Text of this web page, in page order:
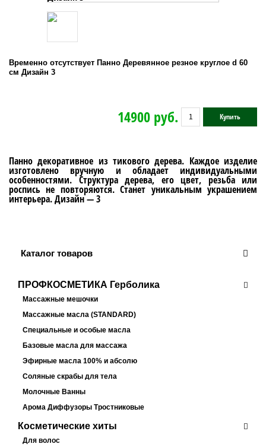
Временно отсутствует Панно Деревянное резное круглое d 60
см Дизайн 3
14900 руб. Купить
Панно декоративное из тикового дерева. Каждое изделие
изготовлено вручную и обладает индивидуальными
особенностями. Структура дерева, его цвет, резьба или
роспись не повторяются. Станет уникальным украшением
интерьера. Дизайн — 3
Каталог товаров
ПРОФКОСМЕТИКА Герболика
Массажные мешочки
Массажные масла (STANDARD)
Специальные и особые масла
Базовые масла для массажа
Эфирные масла 100% и абсолю
Соляные скрабы для тела
Молочные Ванны
Арома Диффузоры Тростниковые
Косметические хиты
Для волос